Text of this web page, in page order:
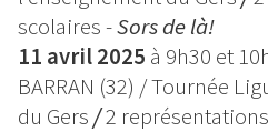
scolaires -Sors de là!
11 avril 2025 à 9h30 et
BARRAN (32) / Tournée
du Gers/2